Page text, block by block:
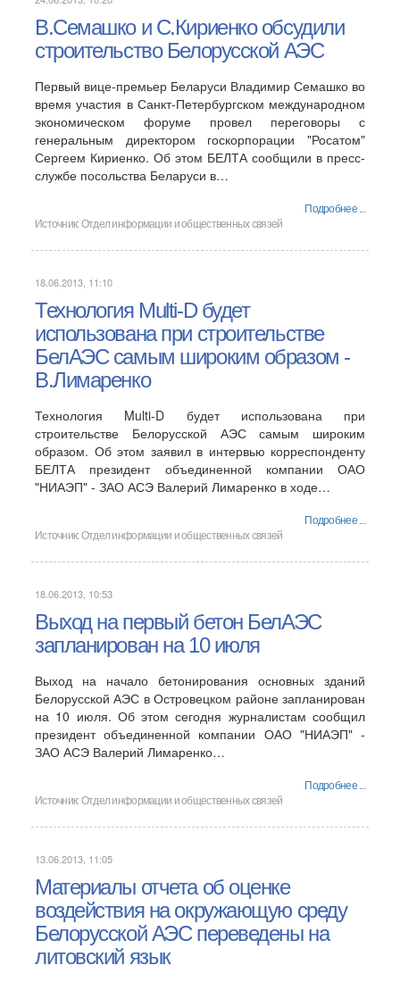
В.Семашко и С.Кириенко обсудили
строительство Белорусской АЭС
Первый вице-премьер Беларуси Владимир Семашко во
время участия в Санкт-Петербургском международном
экономическом форуме провел переговоры с
генеральным директором госкорпорации "Росатом"
Сергеем Кириенко. Об этом БЕЛТА сообщили в пресс-
службе посольства Беларуси в…
Подробнее ...
Источник:Отдел информации и общественных связей
18.06.2013, 11:10
Технология Multi-D будет
использована при строительстве
БелАЭС самым широким образом -
В.Лимаренко
Технология Multi-D будет использована при
строительстве Белорусской АЭС самым широким
образом. Об этом заявил в интервью корреспонденту
БЕЛТА президент объединенной компании ОАО
"НИАЭП" - ЗАО АСЭ Валерий Лимаренко в ходе…
Подробнее ...
Источник:Отдел информации и общественных связей
18.06.2013, 10:53
Выход на первый бетон БелАЭС
запланирован на 10 июля
Выход на начало бетонирования основных зданий
Белорусской АЭС в Островецком районе запланирован
на 10 июля. Об этом сегодня журналистам сообщил
президент объединенной компании ОАО "НИАЭП" -
ЗАО АСЭ Валерий Лимаренко…
Подробнее ...
Источник:Отдел информации и общественных связей
13.06.2013, 11:05
Материалы отчета об оценке
воздействия на окружающую среду
Белорусской АЭС переведены на
литовский язык